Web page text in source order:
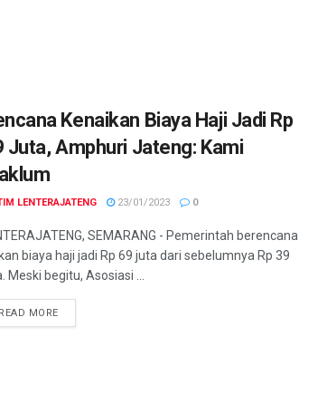
Kenaikan Biaya Haji Jadi Rp
Juta, Amphuri Jateng: Kami
LENTERAJATENG 23/01/2023 0
SEMARANG - Pemerintah berencana
biaya haji jadi Rp 69 juta dari sebelumnya Rp 39
Meski begitu, Asosiasi ...
READ MOREDETAILS